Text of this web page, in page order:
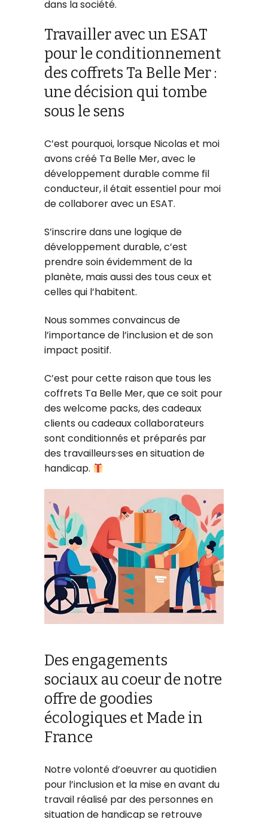
dans la société.
Travailler avec un ESAT
pour le conditionnement
des coffrets Ta Belle Mer :
une décision qui tombe
sous le sens
C’est pourquoi, lorsque Nicolas et moi
avons créé Ta Belle Mer, avec le
développement durable comme fil
conducteur, il était essentiel pour moi
de collaborer avec un ESAT.
S’inscrire dans une logique de
développement durable, c’est
prendre soin évidemment de la
planète, mais aussi des tous ceux et
celles qui l’habitent.
Nous sommes convaincus de
l’importance de l’inclusion et de son
impact positif.
C’est pour cette raison que tous les
coffrets Ta Belle Mer, que ce soit pour
des welcome packs, des cadeaux
clients ou cadeaux collaborateurs
sont conditionnés et préparés par
des travailleurs·ses en situation de
handicap.
Des engagements
sociaux au coeur de notre
offre de goodies
écologiques et Made in
France
Notre volonté d’oeuvrer au quotidien
pour l’inclusion et la mise en avant du
travail réalisé par des personnes en
situation de handicap se retrouve